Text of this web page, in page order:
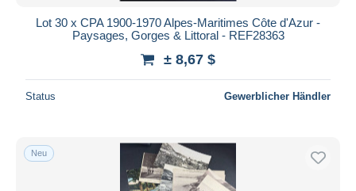
Lot 30 x CPA 1900-1970 Alpes-Maritimes Côte d'Azur -
Paysages, Gorges & Littoral - REF28363
± 8,67 $
Status Gewerblicher Händler
Neu